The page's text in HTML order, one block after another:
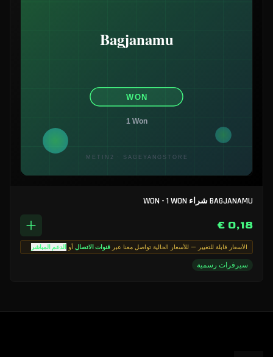
BAGJANAMU شراء WON - 1 WON
0,18 €
الأسعار قابلة للتغيير — للأسعار الحالية تواصل معنا عبر قنوات الاتصال أو الدعم المباشر
سيرفرات رسمية